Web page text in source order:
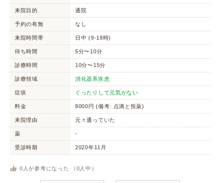
来院目的 通院
予約の有無 なし
来院時間帯 日中 (9-18時)
待ち時間 5分〜10分
診療時間 10分〜15分
診療領域 消化器系疾患
症状 ぐったりして元気がない
料金 8000円 (備考: 点滴と投薬)
来院理由 元々通っていた
薬 -
受診時期 2020年11月
0 人が参考になった （ 0 人中）